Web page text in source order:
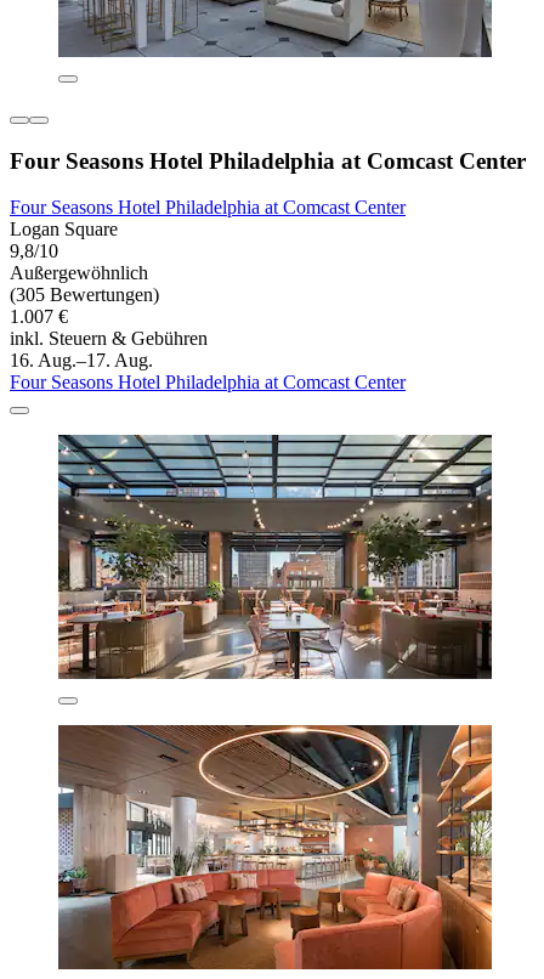
Four Seasons Hotel Philadelphia at Comcast Center
Four Seasons Hotel Philadelphia at Comcast Center
Logan Square
9,8/10
Außergewöhnlich
(305 Bewertungen)
1.007 €
inkl. Steuern & Gebühren
16. Aug.–17. Aug.
Four Seasons Hotel Philadelphia at Comcast Center